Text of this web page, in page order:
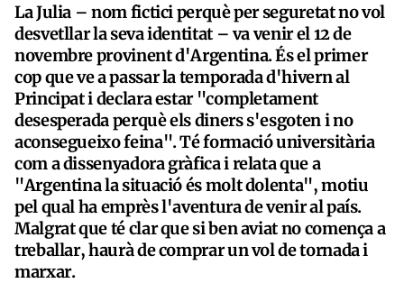
La Julia – nom fictici perquè per seguretat no vol
desvetllar la seva identitat – va venir el 12 de
novembre provinent d'Argentina. És el primer
cop que ve a passar la temporada d'hivern al
Principat i declara estar "completament
desesperada perquè els diners s'esgoten i no
aconsegueixo feina". Té formació universitària
com a dissenyadora gràfica i relata que a
"Argentina la situació és molt dolenta", motiu
pel qual ha emprès l'aventura de venir al país.
Malgrat que té clar que si ben aviat no comença a
treballar, haurà de comprar un vol de tornada i
marxar.